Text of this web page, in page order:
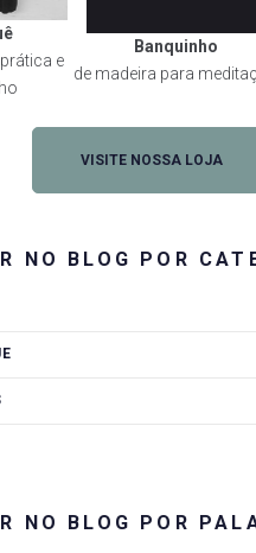
e
Banquinho
de madeira para
VISITE NOSSA LOJA
NO BLOG POR
NO BLOG POR